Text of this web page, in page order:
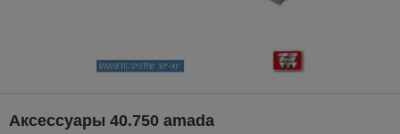
Аксессуары 40.750 amada